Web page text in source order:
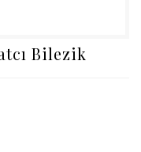
Bilezik